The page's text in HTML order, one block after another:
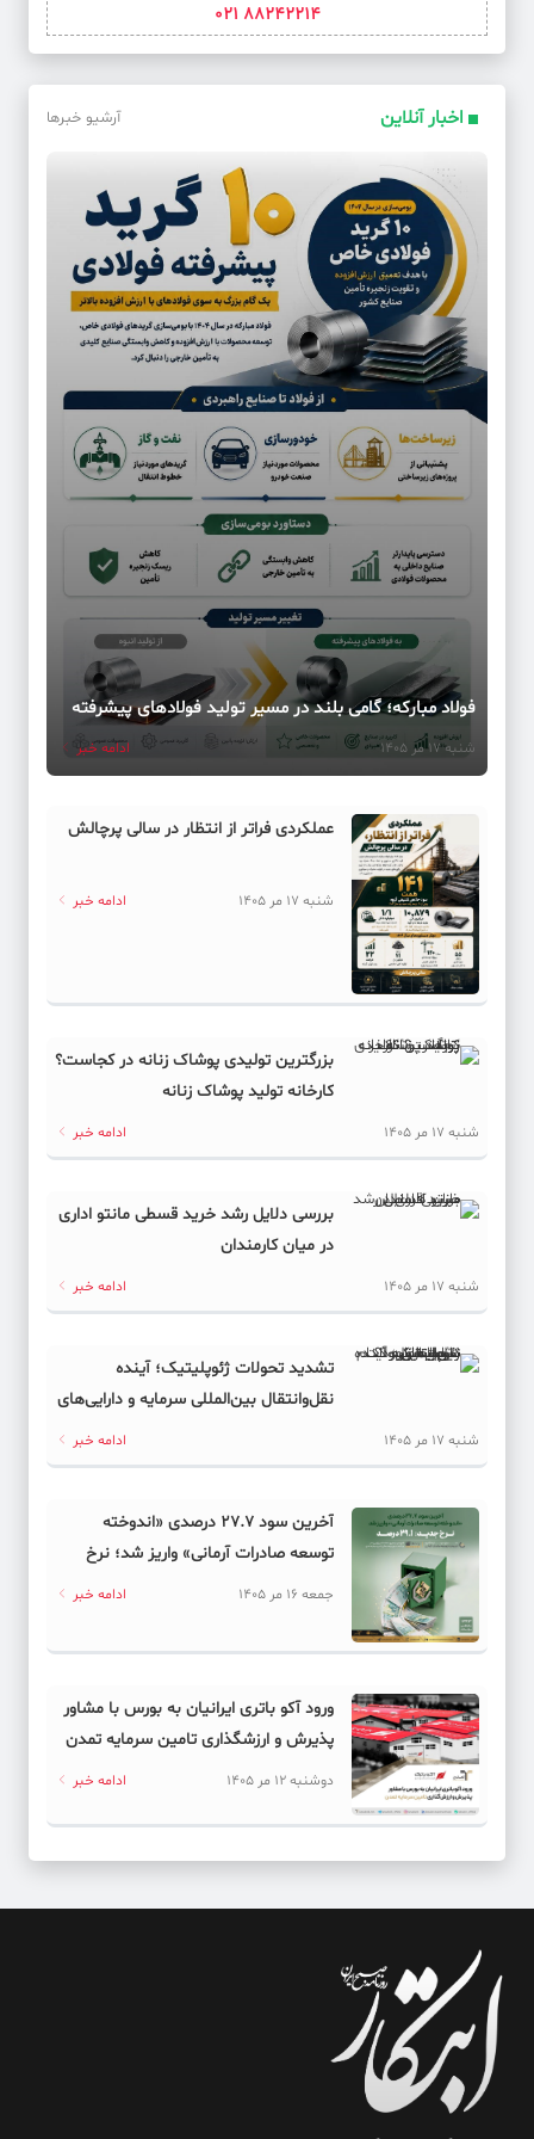
88242214 021
اخبار آنلاین آرشیو خبرها
فولاد مبارکه؛ گامی بلند در مسیر تولید فولادهای پیشرفته
شنبه 17 مر 1405 ادامه خبر
عملکردی فراتر از انتظار در سالی پرچالش
شنبه 17 مر 1405 ادامه خبر
بزرگترین تولیدی پوشاک زنانه در کجاست؟
کارخانه تولید پوشاک زنانه
شنبه 17 مر 1405 ادامه خبر
بررسی دلایل رشد خرید قسطی مانتو اداری
در میان کارمندان
شنبه 17 مر 1405 ادامه خبر
تشدید تحولات ژئوپلیتیک؛ آینده
نقل‌وانتقال بین‌المللی سرمایه و دارایی‌های
شنبه 17 مر 1405 ادامه خبر
آخرین سود ۲۷.۷ درصدی «اندوخته
توسعه صادرات آرمانی» واریز شد؛ نرخ
جدید ۲۹.۱ درصد
جمعه 16 مر 1405 ادامه خبر
ورود آکو باتری ایرانیان به بورس با مشاور
پذیرش و ارزشگذاری تامین سرمایه تمدن
دوشنبه 12 مر 1405 ادامه خبر